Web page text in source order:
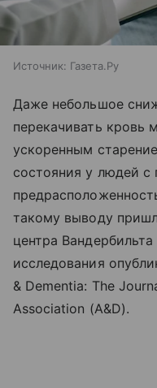
Источник: Газета.Ру
Даже небольшое
перекачивать кровь
ускоренным
состояния у людей с
такому выводу
центра
исследования
& Dementia: The
Association (A&D).